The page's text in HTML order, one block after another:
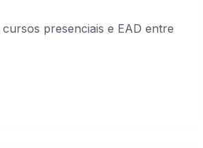
presenciais e EAD entre